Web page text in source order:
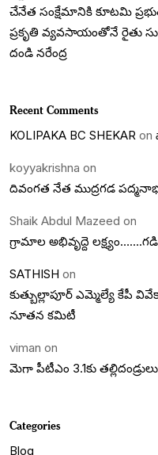
చేనేత సంక్షేమానికి కూటమి
ప్రకృతి వ్యవసాయంతోనే రైతు
దండి నరేంద్ర
Recent Comments
KOLIPAKA BC SHEKAR on
koyyakrishna on
దివంగత నేత ముద్రగడ
Shaik Abdul Mazeed on
గ్రామాల అభివృద్దె
SATHISH on
కుత్బుల్లాపూర్ ఎమ్మెల్యే కేపీ
నూతన కమిటీ
viman on
మెగా పీటీఎం 3.1కు
Categories
Blog